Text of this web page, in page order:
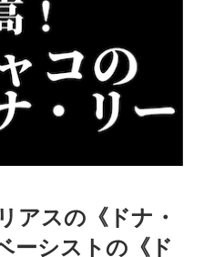
アスの《ドナ・
ーシストの《ド